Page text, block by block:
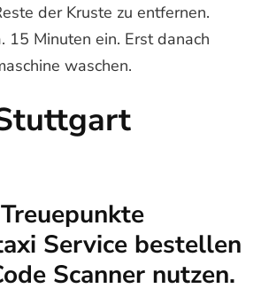
der Kruste zu entfernen.
15 Minuten ein. Erst danach
waschen.
Service bestellen
Scanner nutzen.